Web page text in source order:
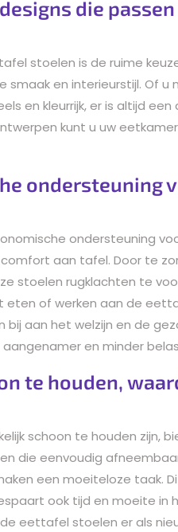
die
stoelen is de ruime
smaak en interieurstijl. Of u
en kleurrijk, er is altijd
kunt u uw
ondersteuning
ondersteuning
aan tafel. Door te
stoelen rugklachten te
eten of werken aan de
aan het welzijn en de
en minder
te houden,
schoon te houden zijn,
die eenvoudig
een moeiteloze taak.
ook tijd en moeite in
eettafel stoelen er als